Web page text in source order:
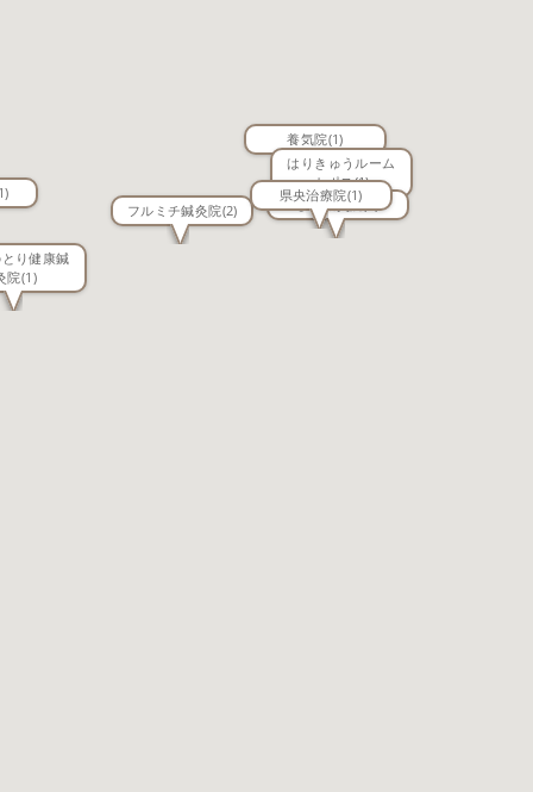
フルミチ鍼灸院(2)
養気院(1)
はりきゅうルーム
カポス(1)
しん鍼灸院(1)
県央治療院(1)
り健康鍼
院(1)